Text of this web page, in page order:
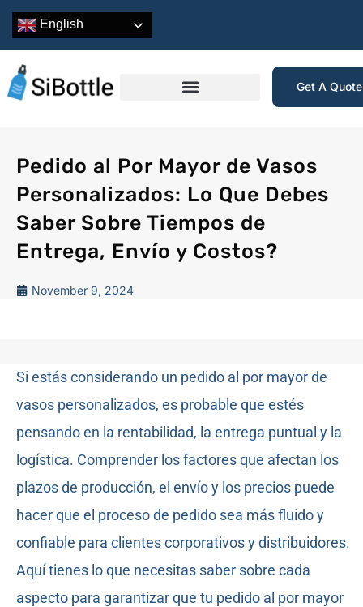
English
Get A
Pedido al Por Mayor de Vasos
Personalizados: Lo Que Debes
Saber Sobre Tiempos de
Entrega, Envío y Costos?
November 9, 2024
Si estás considerando un pedido al por mayor de
vasos personalizados, es probable que estés
pensando en la rentabilidad, la entrega puntual y la
logística. Comprender los factores que afectan los
plazos de producción, el envío y los precios puede
hacer que el proceso de pedido sea más fluido y
confiable para clientes corporativos y distribuidores.
Aquí tienes lo que necesitas saber sobre cada
aspecto para garantizar que tu pedido al por mayor